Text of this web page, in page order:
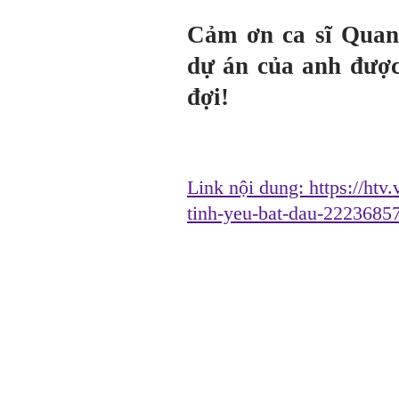
Cảm ơn ca sĩ
dự án của anh
đợi!
Link nội dung: https://
tinh-yeu-bat-dau-